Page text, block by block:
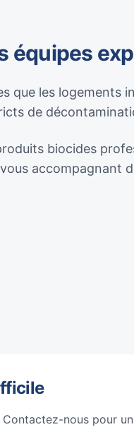
équipes
que les
de
biocides
accompagnant
nous pour